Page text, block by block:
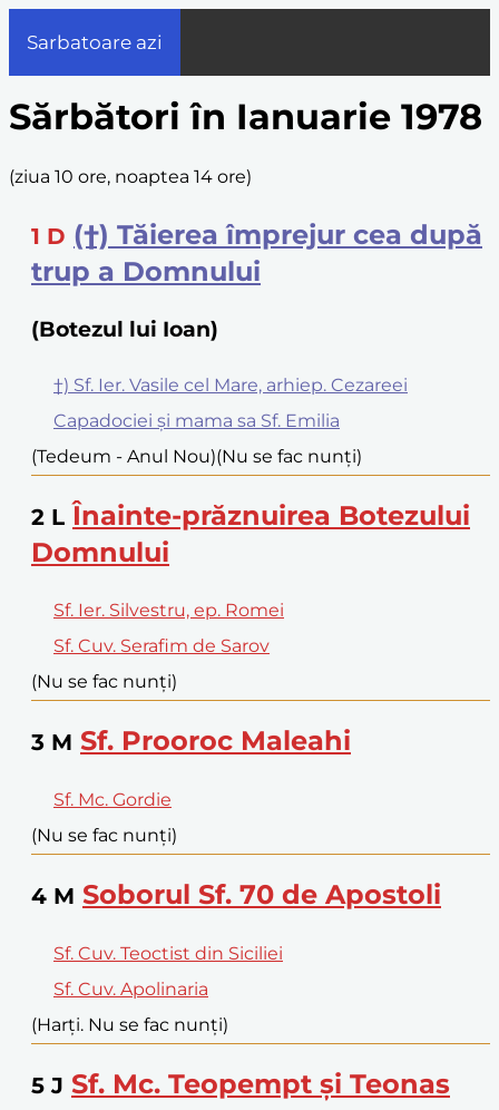
Sarbatoare azi
Sărbători în Ianuarie 1978
(ziua 10 ore, noaptea 14 ore)
1 D (†) Tăierea împrejur cea după
trup a Domnului
(Botezul lui Ioan)
†) Sf. Ier. Vasile cel Mare, arhiep. Cezareei
Capadociei și mama sa Sf. Emilia
(Tedeum - Anul Nou)(Nu se fac nunți)
2 L Înainte-prăznuirea Botezului
Domnului
Sf. Ier. Silvestru, ep. Romei
Sf. Cuv. Serafim de Sarov
(Nu se fac nunți)
3 M Sf. Prooroc Maleahi
Sf. Mc. Gordie
(Nu se fac nunți)
4 M Soborul Sf. 70 de Apostoli
Sf. Cuv. Teoctist din Siciliei
Sf. Cuv. Apolinaria
(Harți. Nu se fac nunți)
5 J Sf. Mc. Teopempt și Teonas